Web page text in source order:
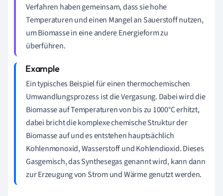
Verfahren haben gemeinsam, dass sie hohe
Temperaturen und einen Mangel an Sauerstoff nutzen,
um Biomasse in eine andere Energieform zu
überführen.
Ein typisches Beispiel für einen thermochemischen
Umwandlungsprozess ist die Vergasung. Dabei wird die
Biomasse auf Temperaturen von bis zu 1000°C erhitzt,
dabei bricht die komplexe chemische Struktur der
Biomasse auf und es entstehen hauptsächlich
Kohlenmonoxid, Wasserstoff und Kohlendioxid. Dieses
Gasgemisch, das Synthesegas genannt wird, kann dann
zur Erzeugung von Strom und Wärme genutzt werden.